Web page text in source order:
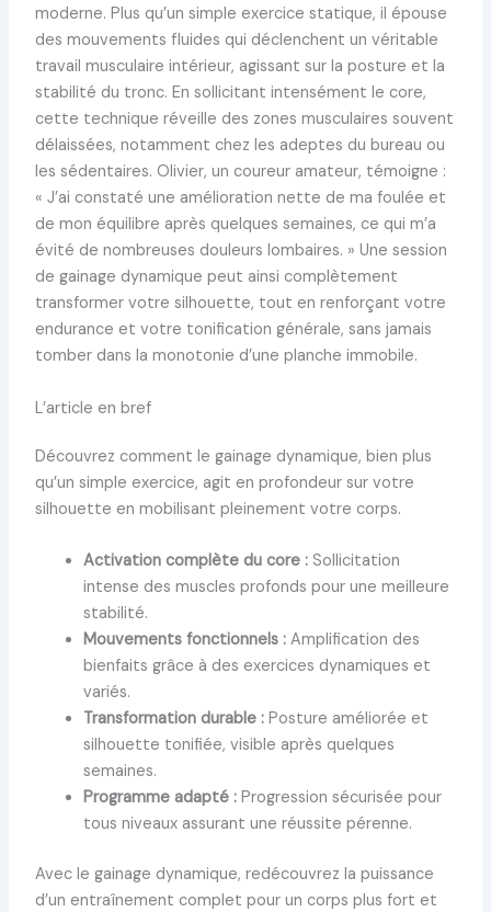
moderne. Plus qu’un simple exercice statique, il épouse
des mouvements fluides qui déclenchent un véritable
travail musculaire intérieur, agissant sur la posture et la
stabilité du tronc. En sollicitant intensément le core,
cette technique réveille des zones musculaires souvent
délaissées, notamment chez les adeptes du bureau ou
les sédentaires. Olivier, un coureur amateur, témoigne :
« J’ai constaté une amélioration nette de ma foulée et
de mon équilibre après quelques semaines, ce qui m’a
évité de nombreuses douleurs lombaires. » Une session
de gainage dynamique peut ainsi complètement
transformer votre silhouette, tout en renforçant votre
endurance et votre tonification générale, sans jamais
tomber dans la monotonie d’une planche immobile.
L’article en bref
Découvrez comment le gainage dynamique, bien plus
qu’un simple exercice, agit en profondeur sur votre
silhouette en mobilisant pleinement votre corps.
Activation complète du core :Sollicitation
intense des muscles profonds pour une meilleure
stabilité.
Mouvements fonctionnels :Amplification des
bienfaits grâce à des exercices dynamiques et
variés.
Transformation durable :Posture améliorée et
silhouette tonifiée, visible après quelques
semaines.
Programme adapté :Progression sécurisée pour
tous niveaux assurant une réussite pérenne.
Avec le gainage dynamique, redécouvrez la puissance
d’un entraînement complet pour un corps plus fort et